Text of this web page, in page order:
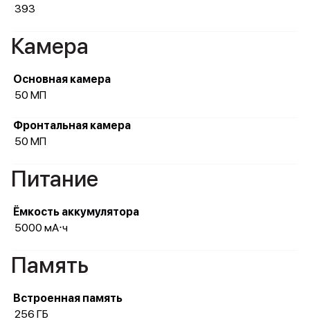
393
Камера
Основная камера
50 МП
Фронтальная камера
50 МП
Питание
Ёмкость аккумулятора
5000 мА⋅ч
Память
Встроенная память
256 ГБ